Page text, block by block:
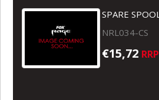
SPARE SPOOL
NRL034-CS
€15,72 RRP